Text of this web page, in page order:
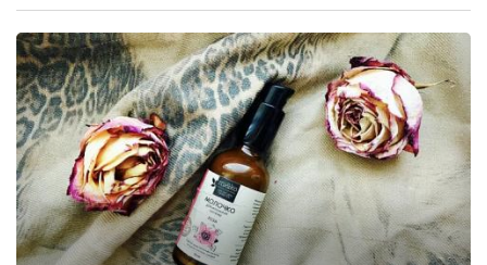
дозатор. Перед применением производитель
рекомендует его разработать. На флаконе имеется
бумажная наклейка из переработанной
макулатуры на которой есть вся необходимая
информация...